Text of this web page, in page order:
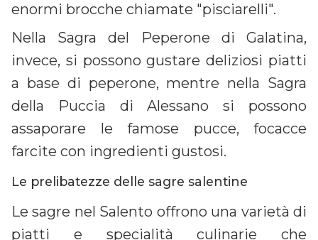
enormi brocche chiamate "pisciarelli".
Nella Sagra del Peperone di Galatina,
invece, si possono gustare deliziosi piatti
a base di peperone, mentre nella Sagra
della Puccia di Alessano si possono
assaporare le famose pucce, focacce
farcite con ingredienti gustosi.
Le prelibatezze delle sagre salentine
Le sagre nel Salento offrono una varietà di
piatti e specialità culinarie che